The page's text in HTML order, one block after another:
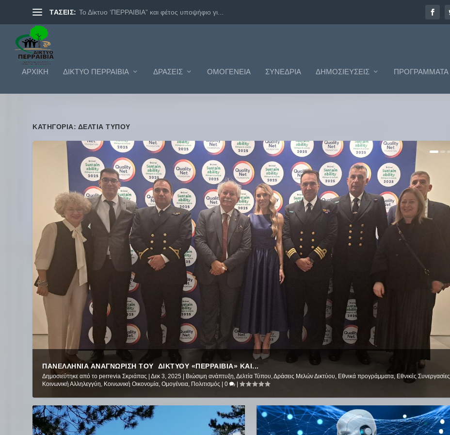
ΤΑΣΕΙΣ: Το Δίκτυο ‘ΠΕΡΡΑΙΒΙΑ” και φέτος υποψήφιο γι...
ΑΡΧΙΚΗ ΔΊΚΤΥΟ ΠΕΡΡΑΙΒΊΑ ΔΡΆΣΕΙΣ ΟΜΟΓΈΝΕΙΑ ΣΥΝΈΔΡΙΑ ΔΗΜΟΣΙΕΎΣΕΙΣ ΠΡΟΓΡΆΜΜΑΤΑ
ΚΑΤΗΓΟΡΊΑ: ΔΕΛΤΊΑ ΤΎΠΟΥ
ΠΑΝΕΛΛΉΝΙΑ ΑΝΑΓΝΏΡΙΣΗ ΤΟΥ ΔΙΚΤΎΟΥ «ΠΕΡΡΑΙΒΙΑ» ΚΑΙ...
Δημοσιεύτηκε από τοperrevia Σκριάπας |Δεκ 3, 2025 | Βιώσιμη ανάπτυξη,Δελτία Τύπου,Δράσεις Μελών Δικτύου, Εθνικά προγράμματα,Εθνικές Συνεργασίες
Κοινωνική Αλληλεγγύη, Κοινωνική Οικονομία,Ομογένεια, Πολιτισμός |0 |